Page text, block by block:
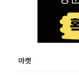
마켓